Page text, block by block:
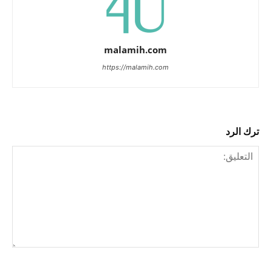
malamih.com
https://malamih.com
ترك الرد